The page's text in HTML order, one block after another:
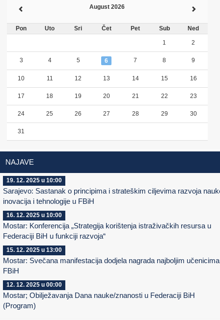
August 2026
Pon Uto Sri Čet Pet Sub Ned
1 2
3 4 5 6 7 8 9
10 11 12 13 14 15 16
17 18 19 20 21 22 23
24 25 26 27 28 29 30
31
NAJAVE
19. 12. 2025 u 10:00
Sarajevo: Sastanak o principima i strateškim ciljevima razvoja
inovacija i tehnologije u FBiH
16. 12. 2025 u 10:00
Mostar: Konferencija „Strategija korištenja istraživačkih resursa u
Federaciji BiH u funkciji razvoja“
15. 12. 2025 u 13:00
Mostar: Svečana manifestacija dodjela nagrada najboljim
FBiH
12. 12. 2025 u 00:00
Mostar; Obilježavanja Dana nauke/znanosti u Federaciji BiH
(Program)